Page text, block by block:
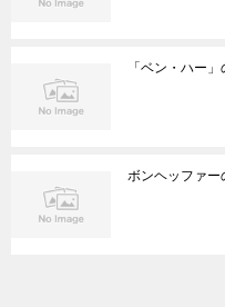
「ベン・ハー
ボンヘッファー